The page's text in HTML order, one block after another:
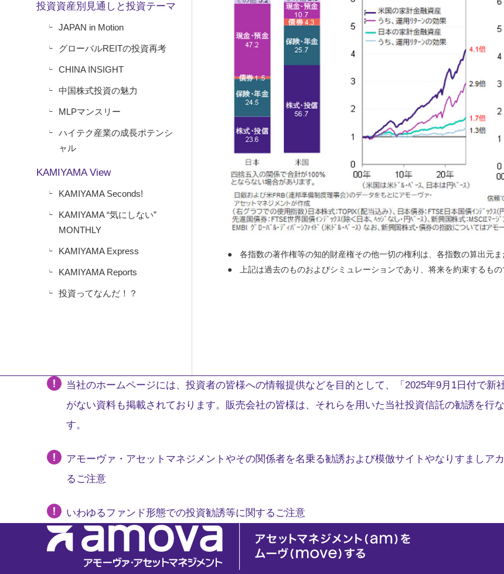
投資資産別見通しと投資テーマ
JAPAN in Motion
グローバルREITの投資再考
CHINA INSIGHT
中国株式投資の魅力
MLPマンスリー
ハイテク産業の成長ポテンシ
ャル
KAMIYAMA View
KAMIYAMA Seconds!
KAMIYAMA “気にしない”
MONTHLY
KAMIYAMA Express
KAMIYAMA Reports
投資ってなんだ！？
各指数の著作権等の知的財産権その他一切の権利は、各指数の算出元ま
上記は過去のものおよびシミュレーションであり、将来を約束するもの
当社のホームページには、投資者の皆様への情報提供などを目的として、「2025年9月1日付で新
がない資料も掲載されております。販売会社の皆様は、それらを用いた当社投資信託の勧誘を行
す。
アモーヴァ・アセットマネジメントやその関係者を名乗る勧誘および模倣サイトやなりすましア
るご注意
いわゆるファンド形態での投資勧誘等に関するご注意